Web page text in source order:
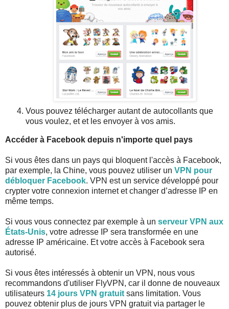
Vous pouvez télécharger autant de autocollants que
vous voulez, et et les envoyer à vos amis.
Accéder à Facebook depuis n'importe quel pays
Si vous êtes dans un pays qui bloquent l'accès à Facebook,
par exemple, la Chine, vous pouvez utiliser un VPN pour
débloquer Facebook. VPN est un service développé pour
crypter votre connexion internet et changer d’adresse IP en
même temps.
Si vous vous connectez par exemple à un serveur VPN aux
États-Unis, votre adresse IP sera transformée en une
adresse IP américaine. Et votre accès à Facebook sera
autorisé.
Si vous êtes intéressés à obtenir un VPN, nous vous
recommandons d'utiliser FlyVPN, car il donne de nouveaux
utilisateurs 14 jours VPN gratuit sans limitation. Vous
pouvez obtenir plus de jours VPN gratuit via partager le